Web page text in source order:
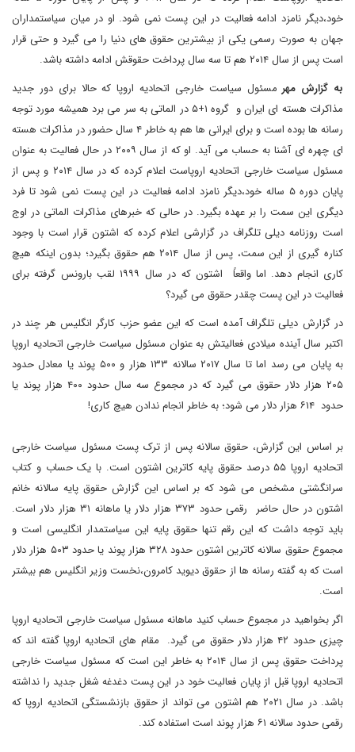
خود،دیگر نامزد ادامه فعالیت در این پست نمی شود. او در میان سیاستمداران
جهان به صورت رسمی یکی از بیشترین حقوق های دنیا را می گیرد و حتی قرار
است پس از سال ۲۰۱۴ هم تا سه سال پرداخت حقوقش ادامه داشته باشد.
به گزارش مهر مسئول سیاست خارجی اتحادیه اروپا که حالا برای دور جدید
مذاکرات هسته ای ایران و گروه ۱+۵ در الماتی به سر می برد همیشه مورد توجه
رسانه ها بوده است و برای ایرانی ها هم به خاطر ۴ سال حضور در مذاکرات هسته
ای چهره ای آشنا به حساب می آید. او که از سال ۲۰۰۹ در حال فعالیت به عنوان
مسئول سیاست خارجی اتحادیه اروپاست اعلام کرده که در سال ۲۰۱۴ و پس از
پایان دوره ۵ ساله خود،دیگر نامزد ادامه فعالیت در این پست نمی شود تا فرد
دیگری این سمت را بر عهده بگیرد. در حالی که خبرهای مذاکرات الماتی در اوج
است روزنامه دیلی تلگراف در گزارشی اعلام کرده که اشتون قرار است با وجود
کناره گیری از این سمت، پس از سال ۲۰۱۴ هم حقوق بگیرد؛ بدون اینکه هیچ
کاری انجام دهد. اما واقعاً اشتون که در سال ۱۹۹۹ لقب بارونس گرفته برای
فعالیت در این پست چقدر حقوق می گیرد؟
در گزارش دیلی تلگراف آمده است که این عضو حزب کارگر انگلیس هر چند در
اکتبر سال آینده میلادی فعالیتش به عنوان مسئول سیاست خارجی اتحادیه اروپا
به پایان می رسد اما تا سال ۲۰۱۷ سالانه ۱۳۳ هزار و ۵۰۰ پوند یا معادل حدود
۲۰۵ هزار دلار حقوق می گیرد که در مجموع سه سال حدود ۴۰۰ هزار پوند یا
حدود ۶۱۴ هزار دلار می شود؛ به خاطر انجام ندادن هیچ کاری!
بر اساس این گزارش، حقوق سالانه پس از ترک پست مسئول سیاست خارجی
اتحادیه اروپا ۵۵ درصد حقوق پایه کاترین اشتون است. با یک حساب و کتاب
سرانگشتی مشخص می شود که بر اساس این گزارش حقوق پایه سالانه خانم
اشتون در حال حاضر رقمی حدود ۳۷۳ هزار دلار یا ماهانه ۳۱ هزار دلار است.
باید توجه داشت که این رقم تنها حقوق پایه این سیاستمدار انگلیسی است و
مجموع حقوق سالانه کاترین اشتون حدود ۳۲۸ هزار پوند یا حدود ۵۰۳ هزار دلار
است که به گفته رسانه ها از حقوق دیوید کامرون،نخست وزیر انگلیس هم بیشتر
است.
اگر بخواهید در مجموع حساب کنید ماهانه مسئول سیاست خارجی اتحادیه اروپا
چیزی حدود ۴۲ هزار دلار حقوق می گیرد. مقام های اتحادیه اروپا گفته اند که
پرداخت حقوق پس از سال ۲۰۱۴ به خاطر این است که مسئول سیاست خارجی
اتحادیه اروپا قبل از پایان فعالیت خود در این پست دغدغه شغل جدید را نداشته
باشد. در سال ۲۰۲۱ هم اشتون می تواند از حقوق بازنشستگی اتحادیه اروپا که
رقمی حدود سالانه ۶۱ هزار پوند است استفاده کند.